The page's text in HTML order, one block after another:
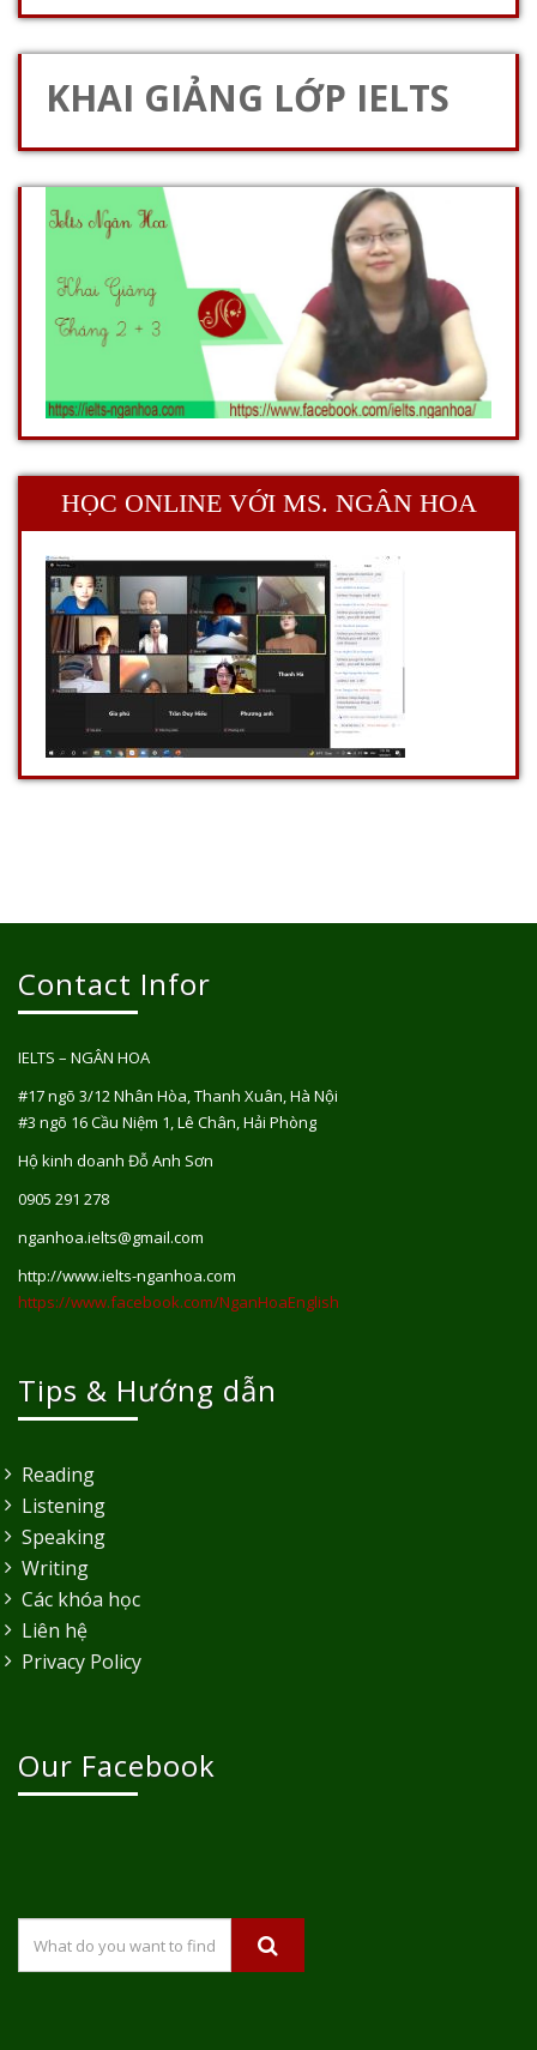
KHAI GIẢNG LỚP IELTS
HỌC ONLINE VỚI MS. NGÂN HOA
Contact Infor
IELTS – NGÂN HOA
#17 ngõ 3/12 Nhân Hòa, Thanh Xuân, Hà Nội
#3 ngõ 16 Cầu Niệm 1, Lê Chân, Hải Phòng
Hộ kinh doanh Đỗ Anh Sơn
0905 291 278
nganhoa.ielts@gmail.com
http://www.ielts-nganhoa.com
https://www.facebook.com/NganHoaEnglish
Tips & Hướng dẫn
Reading
Listening
Speaking
Writing
Các khóa học
Liên hệ
Privacy Policy
Our Facebook